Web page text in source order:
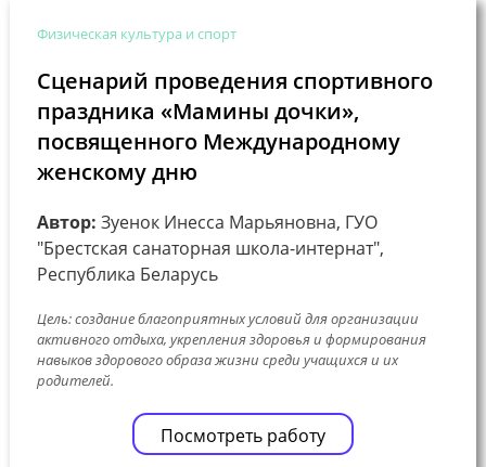
Физическая культура и спорт
Сценарий проведения спортивного
праздника «Мамины дочки»,
посвященного Международному
женскому дню
Автор: Зуенок Инесса Марьяновна, ГУО
"Брестская санаторная школа-интернат",
Республика Беларусь
Цель: создание благоприятных условий для организации
активного отдыха, укрепления здоровья и формирования
навыков здорового образа жизни среди учащихся и их
родителей.
Посмотреть работу